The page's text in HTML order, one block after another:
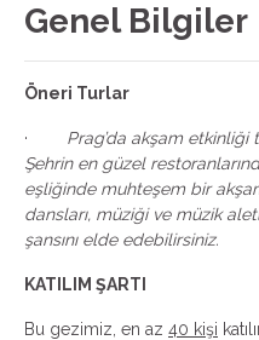
Genel Bilgiler
Öneri Turlar
· Prag’da akşam etkinliği
Şehrin en güzel
eşliğinde muhteşem bir
dansları, müziği ve müzik
şansını elde edebilirsiniz.
KATILIM ŞARTI
Bu gezimiz, en az 40 kişi